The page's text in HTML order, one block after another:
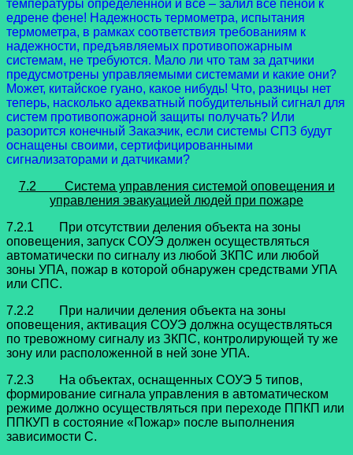
температуры определенной и все – залил все пеной к
едрене фене! Надежность термометра, испытания
термометра, в рамках соответствия требованиям к
надежности, предъявляемых противопожарным
системам, не требуются. Мало ли что там за датчики
предусмотрены управляемыми системами и какие они?
Может, китайское гуано, какое нибудь! Что, разницы нет
теперь, насколько адекватный побудительный сигнал для
систем противопожарной защиты получать? Или
разорится конечный Заказчик, если системы СПЗ будут
оснащены своими, сертифицированными
сигнализаторами и датчиками?
7.2 Система управления системой оповещения и
управления эвакуацией людей при пожаре
7.2.1 При отсутствии деления объекта на зоны
оповещения, запуск СОУЭ должен осуществляться
автоматически по сигналу из любой ЗКПС или любой
зоны УПА, пожар в которой обнаружен средствами УПА
или СПС.
7.2.2 При наличии деления объекта на зоны
оповещения, активация СОУЭ должна осуществляться
по тревожному сигналу из ЗКПС, контролирующей ту же
зону или расположенной в ней зоне УПА.
7.2.3 На объектах, оснащенных СОУЭ 5 типов,
формирование сигнала управления в автоматическом
режиме должно осуществляться при переходе ППКП или
ППКУП в состояние «Пожар» после выполнения
зависимости С.